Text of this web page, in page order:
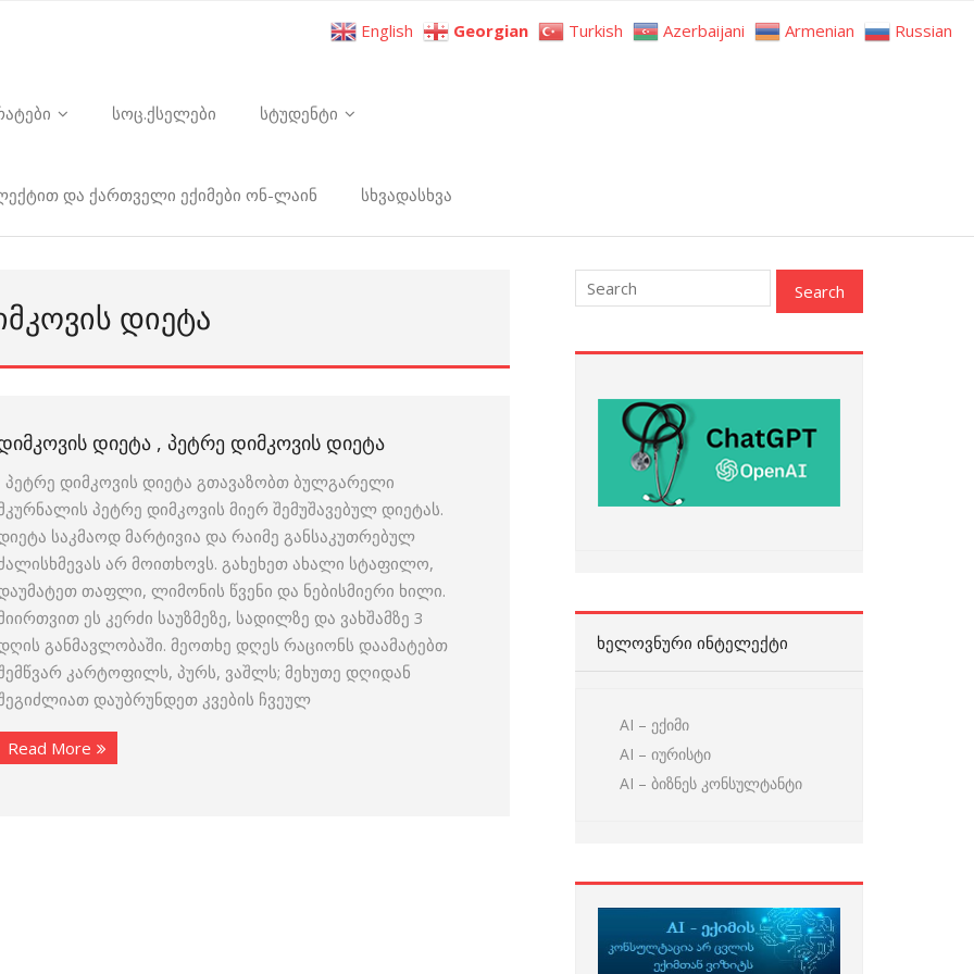
სოც.ქსელები სტუდენტი
და ქართველი ექიმები ონ-ლაინ სხვადასხვა
ᲓᲘᲔᲢᲐ
ᲓᲘᲔᲢᲐ , ᲞᲔᲢᲠᲔ ᲓᲘᲛᲙᲝᲕᲘᲡ ᲓᲘᲔᲢᲐ
დიმკოვის დიეტა გთავაზობთ ბულგარელი
პეტრე დიმკოვის მიერ შემუშავებულ დიეტას.
საკმაოდ მარტივია და რაიმე განსაკუთრებულ
არ მოითხოვს. გახეხეთ ახალი სტაფილო,
თაფლი, ლიმონის წვენი და ნებისმიერი ხილი.
ეს კერძი საუზმეზე, სადილზე და ვახშამზე 3
განმავლობაში. მეოთხე დღეს რაციონს დაამატებთ
კარტოფილს, პურს, ვაშლს; მეხუთე დღიდან
დაუბრუნდეთ კვების ჩვეულ
Read More
ᲮᲔᲚᲝᲕᲜᲣᲠᲘ ᲘᲜᲢᲔᲚᲔᲥᲢᲘ
AI – ექიმი
AI – იურისტი
AI – ბიზნეს კონსულტანტი
English Georgian Turkish Azerbaijani Armenian Russian